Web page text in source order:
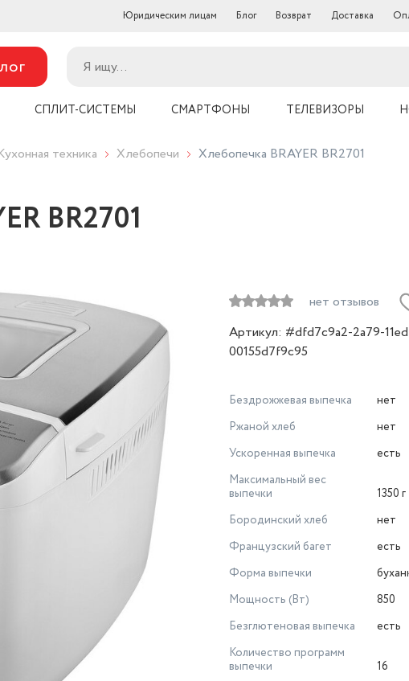
Юридическим лицам Блог Возврат Доставка
СПЛИТ-СИСТЕМЫ СМАРТФОНЫ ТЕЛЕВИЗОРЫ
техника Хлебопечи Хлебопечка BRAYER BR2701
BR2701
нет отзывов
Артикул: #dfd7c9a2-2a79-
00155d7f9c95
Бездрожжевая выпечка
нет
Ржаной хлеб
нет
Ускоренная выпечка
есть
Максимальный вес
выпечки
1350 г
Бородинский хлеб
нет
Французский багет
есть
Форма выпечки
Мощность (Вт)
850
Безглютеновая выпечка
есть
Количество программ
выпечки
16